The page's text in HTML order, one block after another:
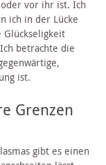
vor ihr ist. Ich
ich in der Lücke
betrachte die
ist.
Grenzen
gibt es einen